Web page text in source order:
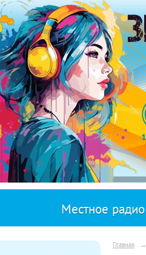
Местное радио
Главная →